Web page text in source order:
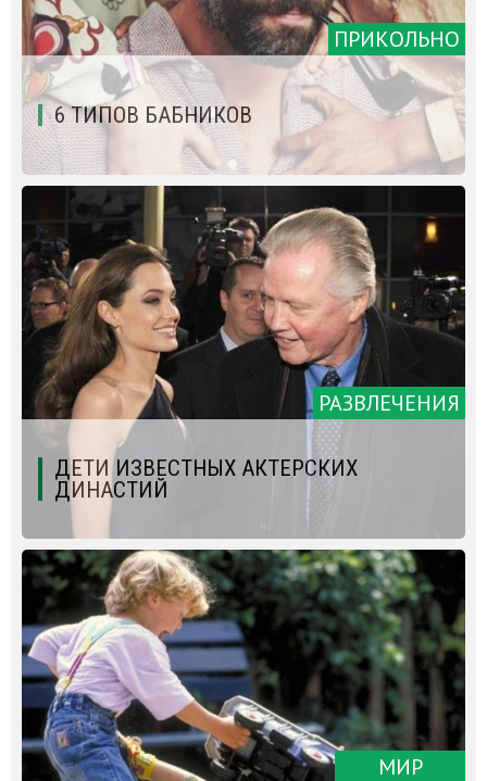
ПРИКОЛЬНО
6 ТИПОВ БАБНИКОВ
РАЗВЛЕЧЕНИЯ
ДЕТИ ИЗВЕСТНЫХ АКТЕРСКИХ
ДИНАСТИЙ
МИР